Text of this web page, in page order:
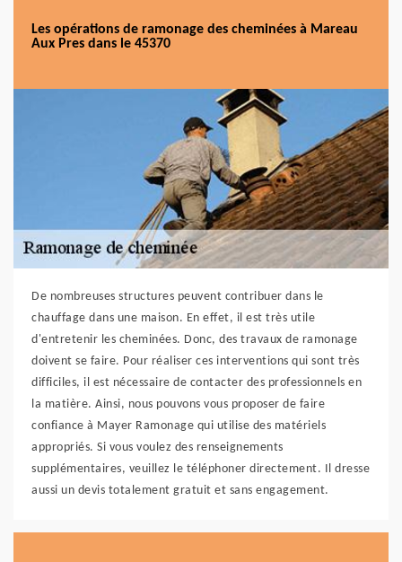
Les opérations de ramonage des cheminées à Mareau
Aux Pres dans le 45370
De nombreuses structures peuvent contribuer dans le
chauffage dans une maison. En effet, il est très utile
d'entretenir les cheminées. Donc, des travaux de ramonage
doivent se faire. Pour réaliser ces interventions qui sont très
difficiles, il est nécessaire de contacter des professionnels en
la matière. Ainsi, nous pouvons vous proposer de faire
confiance à Mayer Ramonage qui utilise des matériels
appropriés. Si vous voulez des renseignements
supplémentaires, veuillez le téléphoner directement. Il dresse
aussi un devis totalement gratuit et sans engagement.